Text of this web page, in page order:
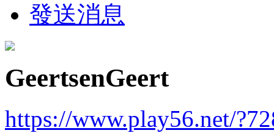
發送消息
GeertsenGeert
https://www.play56.net/